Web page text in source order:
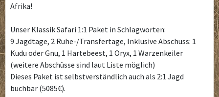
Afrika!
Unser Klassik Safari 1:1 Paket in Schlagworten:
9 Jagdtage, 2 Ruhe-/Transfertage, Inklusive Abschuss: 1
Kudu oder Gnu, 1 Hartebeest, 1 Oryx, 1 Warzenkeiler
(weitere Abschüsse sind laut Liste möglich)
Dieses Paket ist selbstverständlich auch als 2:1 Jagd
buchbar (5085€).